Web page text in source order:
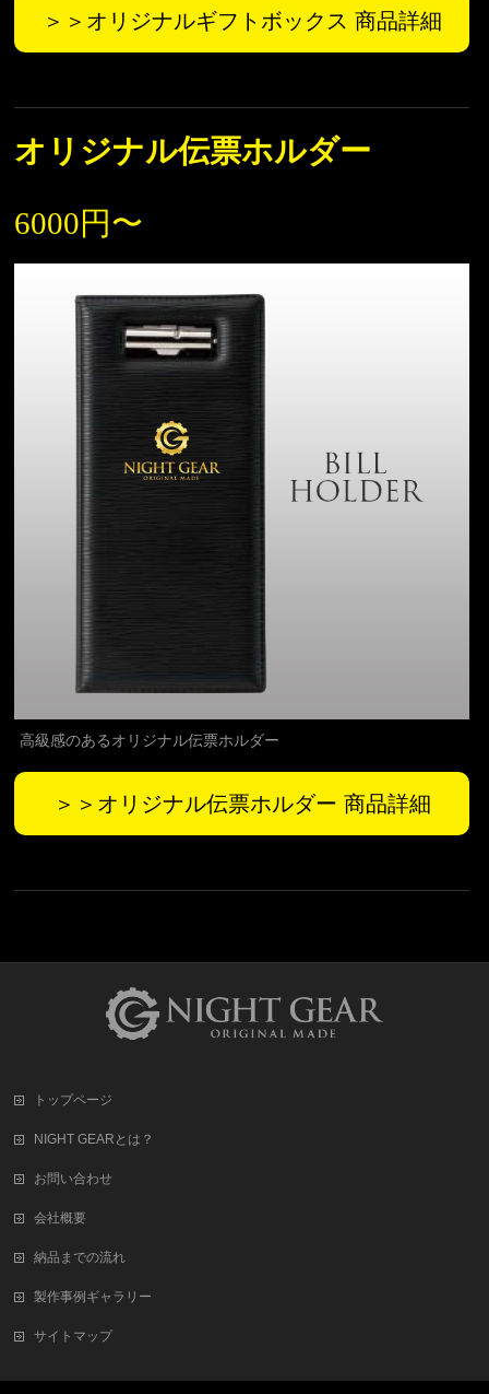
＞＞オリジナルギフトボックス 商品詳細
オリジナル伝票ホルダー
6000円〜
高級感のあるオリジナル伝票ホルダー
＞＞オリジナル伝票ホルダー 商品詳細
トップページ
NIGHT GEARとは？
お問い合わせ
会社概要
納品までの流れ
製作事例ギャラリー
サイトマップ